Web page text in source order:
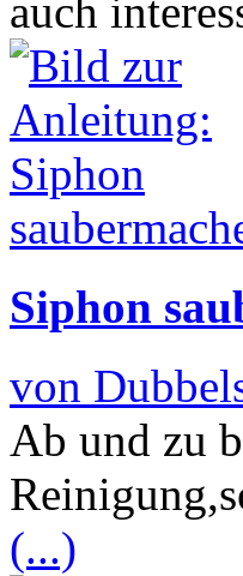
auch
Siphon
von
Ab und zu
(...)